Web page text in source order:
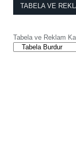
TABELA VE
Tabela ve Reklam